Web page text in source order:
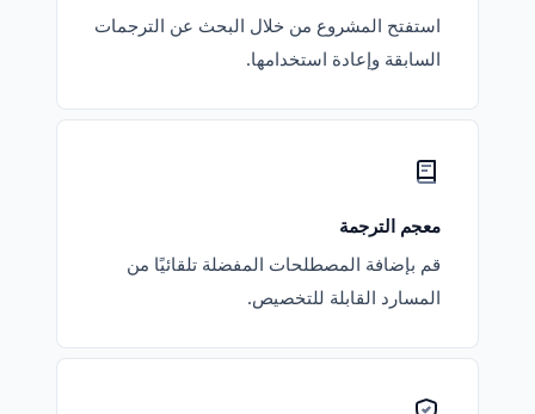
استفتح المشروع من خلال البحث عن الترجمات
السابقة وإعادة استخدامها.
معجم الترجمة
قم بإضافة المصطلحات المفضلة تلقائيًا من
المسارد القابلة للتخصيص.